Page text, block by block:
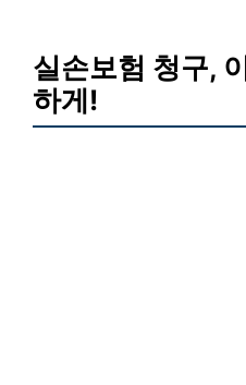
실손보험 청구,
하게!